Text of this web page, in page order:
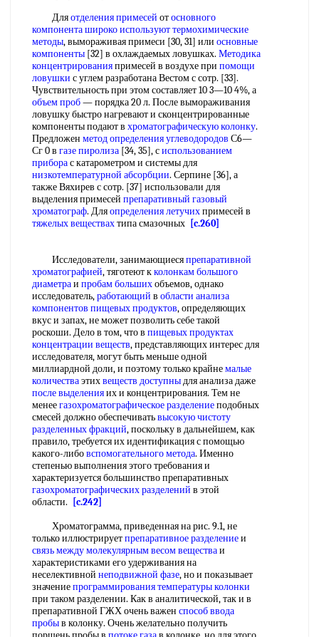
Дляотделения примесей отосновного
компоненташироко используюттермохимические
методы, вымораживая примеси [30, 31] или основные
компоненты [32] в охлаждаемых ловушках. Методика
концентрированияпримесей в воздухе при помощи
ловушки с углем разработана Вестом с сотр. [33].
Чувствительность при этом составляет 10 3—10 4%, а
объем проб— порядка 20 л. После вымораживания
ловушку быстро нагревают и сконцентрированные
компоненты подают в хроматографическую колонку.
Предложен метод определения углеводородов С6—
Сг 0 в газе пиролиза [34, 35], сиспользованием
приборас катарометром и системы для
низкотемпературной абсорбции. Серпине [36], а
также Вяхирев с сотр. [37] использовали для
выделения примесей препаративный газовый
хроматограф. Дляопределения летучихпримесей в
тяжелых веществахтипа смазочных [c.260]
Исследователи, занимающиесяпрепаративной
хроматографией, тяготеют кколонкам большого
диаметраи пробам большихобъемов, однако
исследователь,работающий в области анализа
компонентов пищевых продуктов, определяющих
вкус и запах, не может позволить себе такой
роскоши. Дело в том, что в пищевых продуктах
концентрации веществ, представляющих интерес для
исследователя, могут быть меньше одной
миллиардной доли, и поэтому только крайнемалые
количестваэтихвеществ доступныдля анализа даже
после выделенияих и концентрирования. Тем не
менеегазохроматографическое разделениеподобных
смесей должно обеспечиватьвысокую чистоту
разделенных фракций, поскольку в дальнейшем, как
правило, требуется их идентификация с помощью
какого-либовспомогательного метода. Именно
степенью выполнения этого требования и
характеризуется большинство препаративных
газохроматографических разделений в этой
области.
[c.242]
Хроматограмма, приведенная на рис. 9.1, не
только иллюстрируетпрепаративное разделениеи
связь междумолекулярным весом веществаи
характеристиками его удерживания на
неселективной неподвижной фазе, но и показывает
значениепрограммирования температуры колонки
при таком разделении. Как в аналитической, так и в
препаративной ГЖХ очень важен способ ввода
пробыв колонку. Очень желательно получить